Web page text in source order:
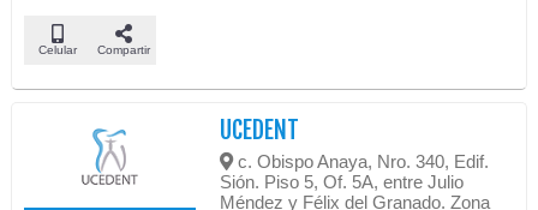
Celular Compartir
UCEDENT
c. Obispo Anaya, Nro. 340, Edif.
Sión. Piso 5, Of. 5A, entre Julio
Méndez y Félix del Granado. Zona